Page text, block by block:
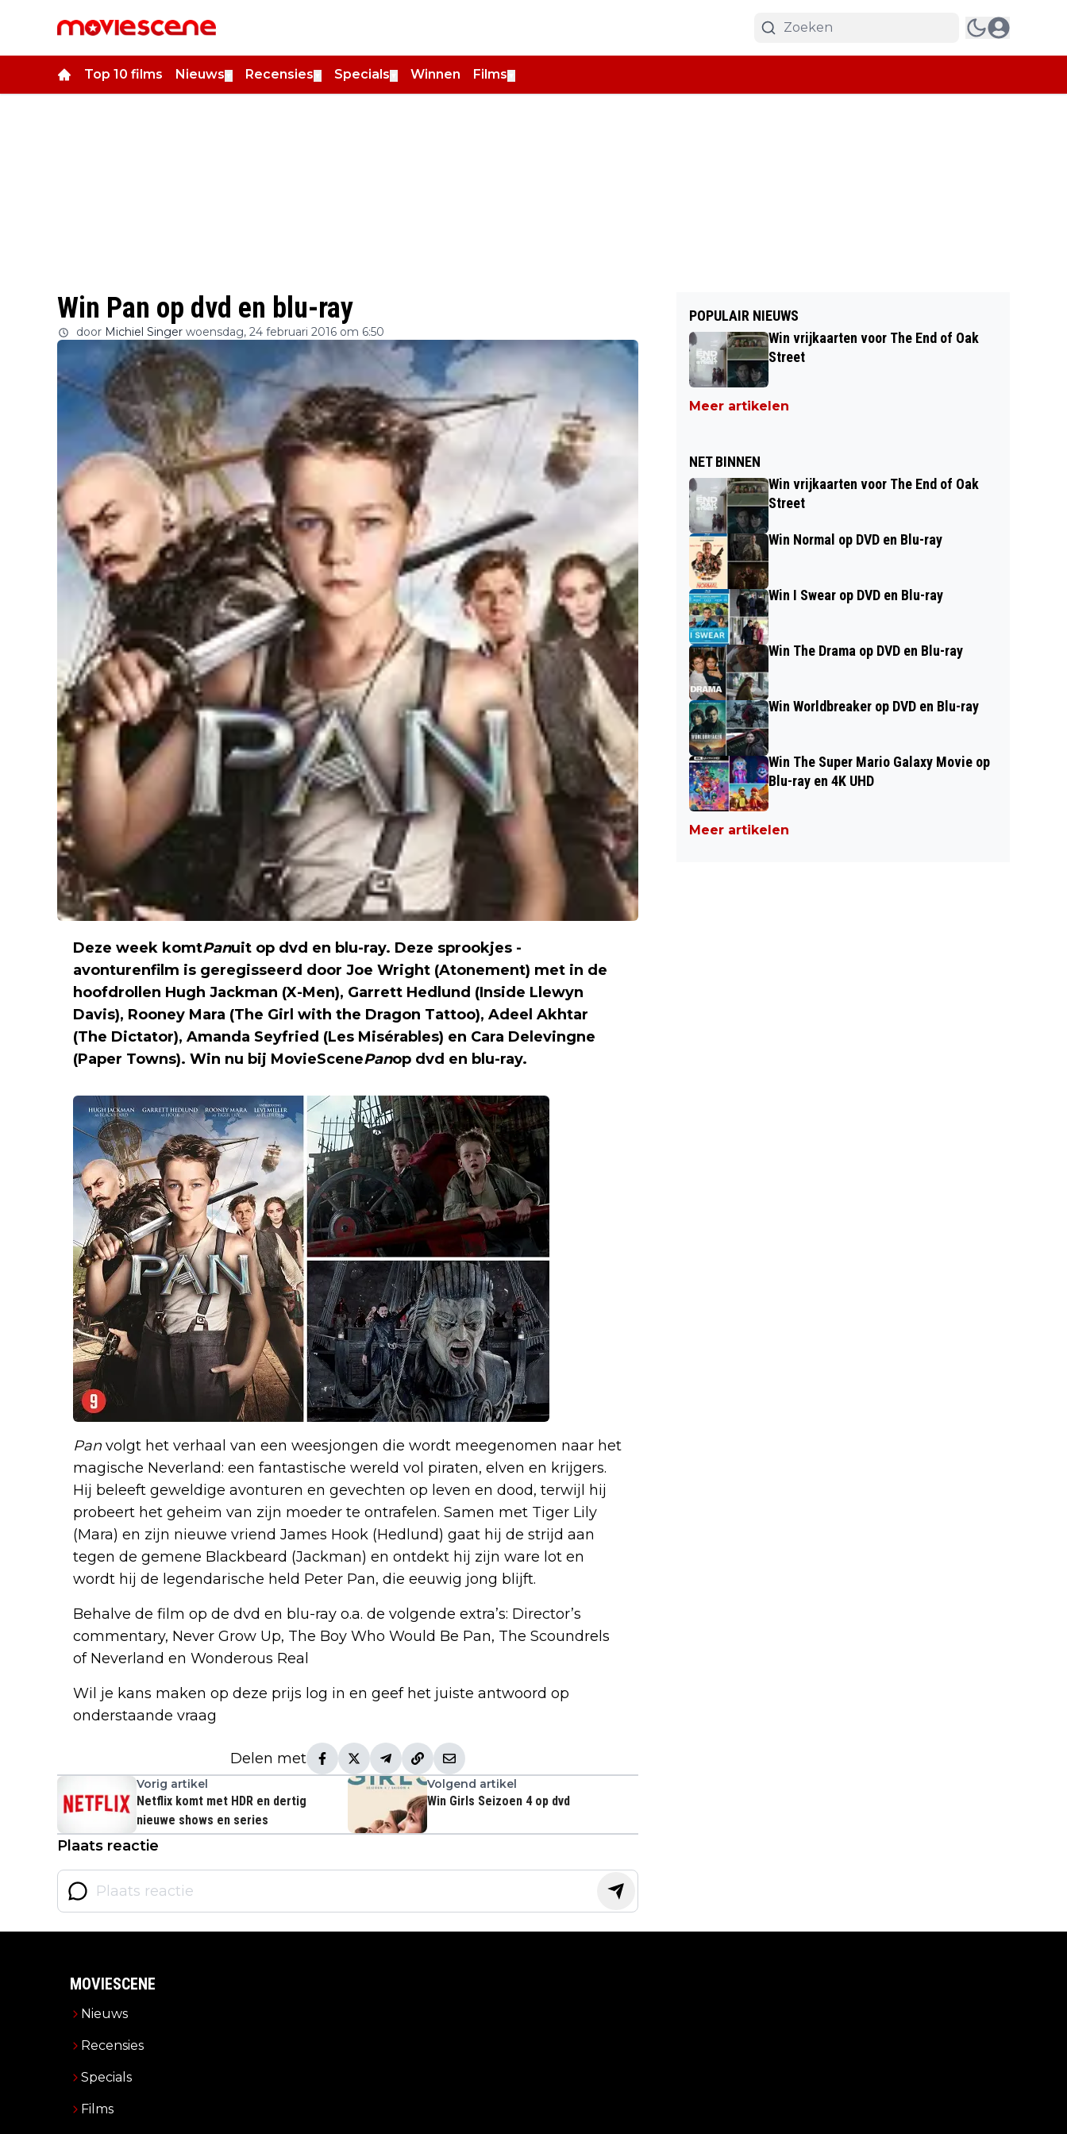
Top 10 films Nieuws Recensies Specials Winnen Films
Win Pan op dvd en blu-ray
door Michiel Singer woensdag, 24 februari 2016 om 6:50
Deze week komtPanuit op dvd en blu-ray. Deze sprookjes -
avonturenfilm is geregisseerd door Joe Wright (Atonement) met in de
hoofdrollen Hugh Jackman (X-Men), Garrett Hedlund (Inside Llewyn
Davis), Rooney Mara (The Girl with the Dragon Tattoo), Adeel Akhtar
(The Dictator), Amanda Seyfried (Les Misérables) en Cara Delevingne
(Paper Towns). Win nu bij MovieScenePanop dvd en blu-ray.
Pan volgt het verhaal van een weesjongen die wordt meegenomen naar het
magische Neverland: een fantastische wereld vol piraten, elven en krijgers.
Hij beleeft geweldige avonturen en gevechten op leven en dood, terwijl hij
probeert het geheim van zijn moeder te ontrafelen. Samen met Tiger Lily
(Mara) en zijn nieuwe vriend James Hook (Hedlund) gaat hij de strijd aan
tegen de gemene Blackbeard (Jackman) en ontdekt hij zijn ware lot en
wordt hij de legendarische held Peter Pan, die eeuwig jong blijft.
Behalve de film op de dvd en blu-ray o.a. de volgende extra’s: Director’s
commentary, Never Grow Up, The Boy Who Would Be Pan, The Scoundrels
of Neverland en Wonderous Real
Wil je kans maken op deze prijs log in en geef het juiste antwoord op
onderstaande vraag
Delen met
Vorig artikel
Netflix komt met HDR en dertig
nieuwe shows en series
Volgend artikel
Win Girls Seizoen 4 op dvd
Plaats reactie
POPULAIR NIEUWS
Win vrijkaarten voor The End of Oak
Street
Meer artikelen
NET BINNEN
Win vrijkaarten voor The End of Oak
Street
Win Normal op DVD en Blu-ray
Win I Swear op DVD en Blu-ray
Win The Drama op DVD en Blu-ray
Win Worldbreaker op DVD en Blu-ray
Win The Super Mario Galaxy Movie op
Blu-ray en 4K UHD
Meer artikelen
MOVIESCENE
Nieuws
Recensies
Specials
Films